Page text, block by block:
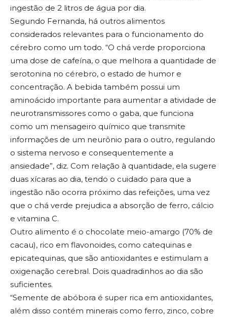
ingestão de 2 litros de água por dia.
Segundo Fernanda, há outros alimentos
considerados relevantes para o funcionamento do
cérebro como um todo. “O chá verde proporciona
uma dose de cafeína, o que melhora a quantidade de
serotonina no cérebro, o estado de humor e
concentração. A bebida também possui um
aminoácido importante para aumentar a atividade de
neurotransmissores como o gaba, que funciona
como um mensageiro químico que transmite
informações de um neurônio para o outro, regulando
o sistema nervoso e consequentemente a
ansiedade”, diz. Com relação à quantidade, ela sugere
duas xícaras ao dia, tendo o cuidado para que a
ingestão não ocorra próximo das refeições, uma vez
que o chá verde prejudica a absorção de ferro, cálcio
e vitamina C.
Outro alimento é o chocolate meio-amargo (70% de
cacau), rico em flavonoides, como catequinas e
epicatequinas, que são antioxidantes e estimulam a
oxigenação cerebral. Dois quadradinhos ao dia são
suficientes.
“Semente de abóbora é super rica em antioxidantes,
além disso contém minerais como ferro, zinco, cobre